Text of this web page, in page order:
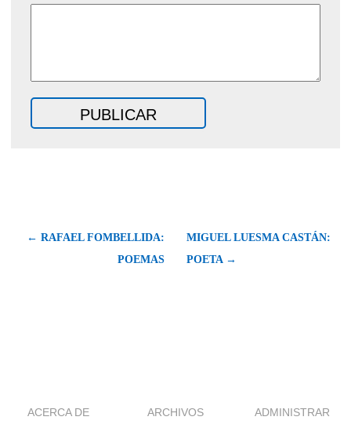
← RAFAEL FOMBELLIDA:
POEMAS
MIGUEL LUESMA CASTÁN:
POETA →
ACERCA DE ARCHIVOS ADMINISTRAR